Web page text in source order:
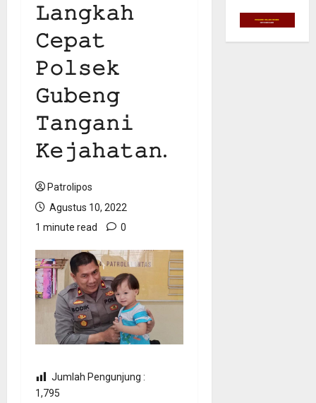
𝙻𝚊𝚗𝚐𝚔𝚊𝚑
𝙲𝚎𝚙𝚊𝚝
𝙿𝚘𝚕𝚜𝚎𝚔
𝙶𝚞𝚋𝚎𝚗𝚐
𝚃𝚊𝚗𝚐𝚊𝚗𝚒
𝙺𝚎𝚓𝚊𝚑𝚊𝚝𝚊𝚗.
Patrolipos
Agustus 10, 2022
1 minute read
0
Jumlah Pengunjung :
1,795